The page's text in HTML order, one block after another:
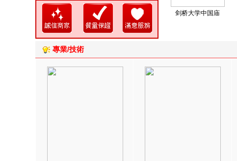
剑桥大学中国庙
專業/技術